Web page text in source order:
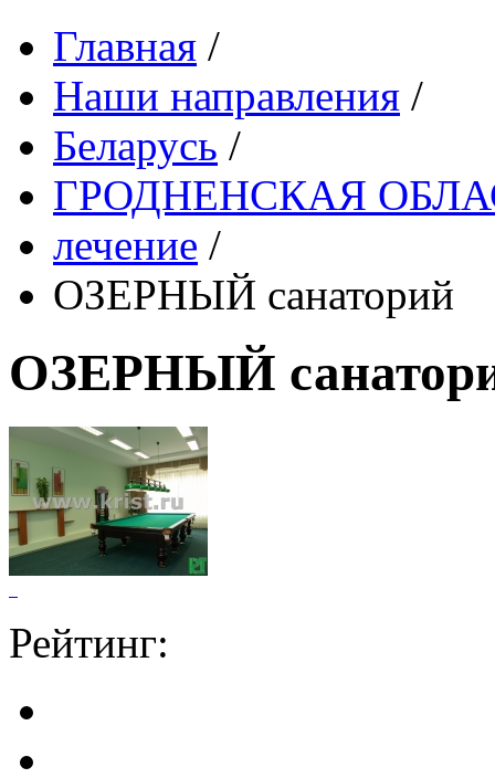
Главная /
Наши направления /
Беларусь /
ГРОДНЕНСКАЯ
лечение /
ОЗЕРНЫЙ санаторий
ОЗЕРНЫЙ
Рейтинг: